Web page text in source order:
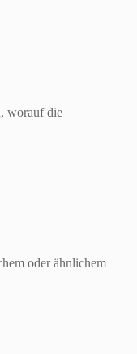
worauf die
oder ähnlichem